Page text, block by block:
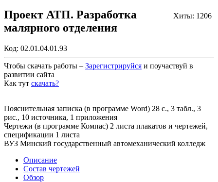
Хиты: 1206
Проект АТП. Разработка
малярного отделения
Код: 02.01.04.01.93
Чтобы скачать работы – Зарегистрируйся и поучаствуй в
развитии сайта
Как тут скачать?
Пояснительная записка (в программе Word) 28 с., 3 табл., 3
рис., 10 источника, 1 приложения
Чертежи (в программе Компас) 2 листа плакатов и чертежей,
спецификации 1 листа
ВУЗ Минский государственный автомеханический колледж
Описание
Состав чертежей
Обзор